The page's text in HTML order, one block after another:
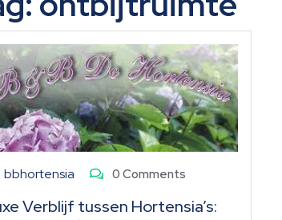
bbhortensia 0 Comments
Verblijf tussen Hortensia’s: